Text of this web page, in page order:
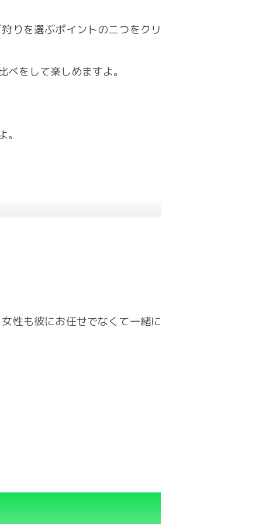
りを選ぶポイントの二つをクリ
をして楽しめますよ。
性も彼にお任せでなくて一緒に